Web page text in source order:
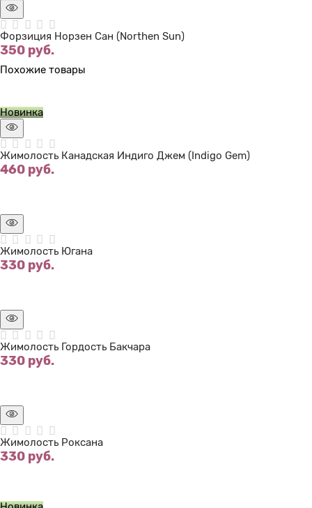
Форзиция Норзен Сан (Northen Sun)
350 руб.
Похожие товары
Новинка
Жимолость Канадская Индиго Джем (Indigo Gem)
460 руб.
Жимолость Югана
330 руб.
Жимолость Гордость Бакчара
330 руб.
Жимолость Роксана
330 руб.